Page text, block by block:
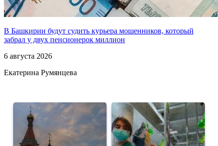
В Башкирии будут судить курьера мошенников, который
забрал у двух пенсионерок миллион
6 августа 2026
Екатерина Румянцева